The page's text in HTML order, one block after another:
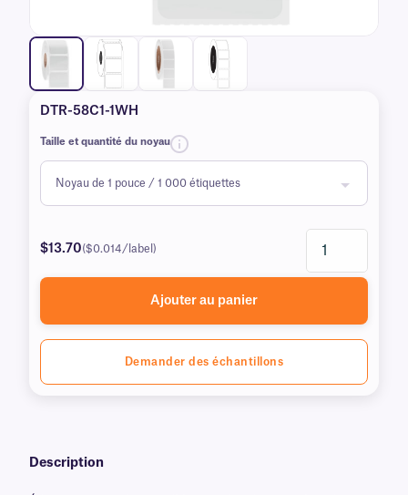
DTR-58C1-1WH
Taille et quantité du noyau
$13.70($0.014/label)
Ajouter au panier
Demander des échantillons
Description